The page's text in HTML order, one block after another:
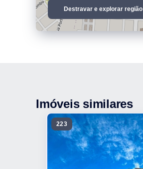
Destravar e explorar região
Imóveis similares
223